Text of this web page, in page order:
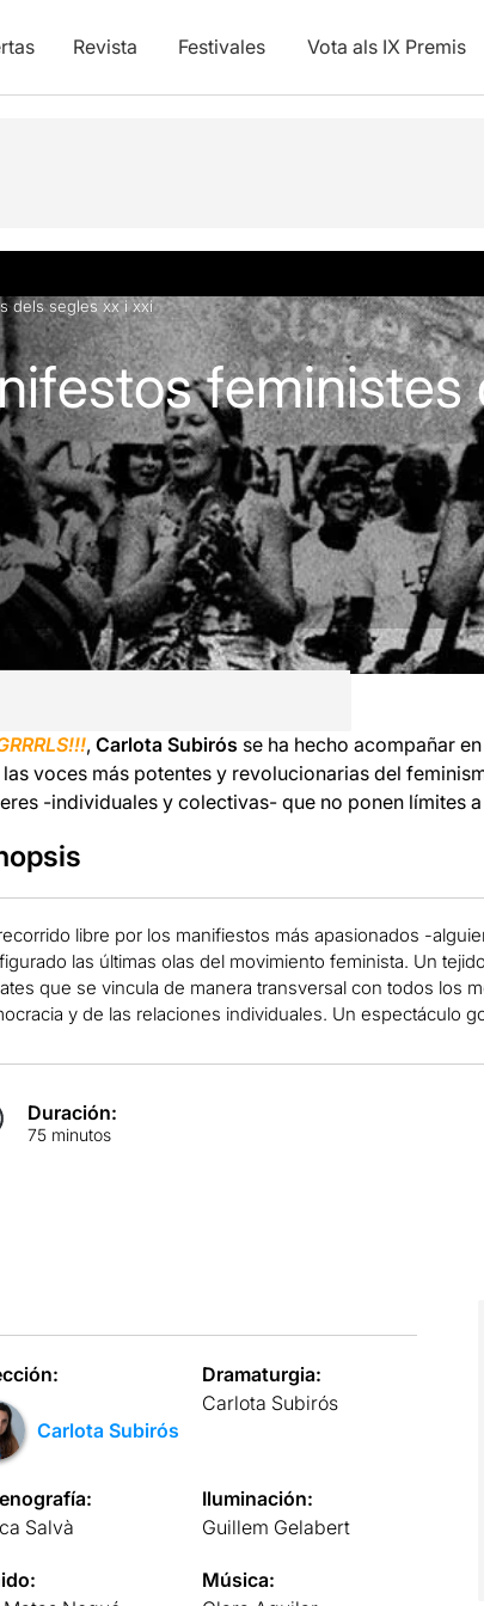
Revista Festivales Vota als IX Premis
dels segles xx i xxi
, Carlota Subirós se ha hecho acompañar
voces más potentes y revolucionarias del
-individuales y colectivas- que no ponen límites
libre por los manifiestos más apasionados -
las últimas olas del movimiento feminista. Un
que se vincula de manera transversal con todos los
y de las relaciones individuales. Un espectáculo
Duración:
75 minutos
Carlota Subirós
Dramaturgia:
Carlota Subirós
Salvà
Iluminación:
Guillem Gelabert
Música: